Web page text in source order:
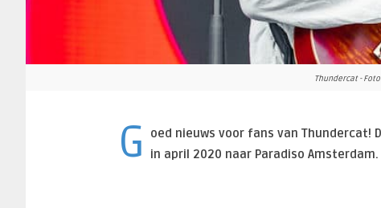
Thundercat -
G
oed nieuws voor fans van
in april 2020 naar Paradiso Amsterdam.